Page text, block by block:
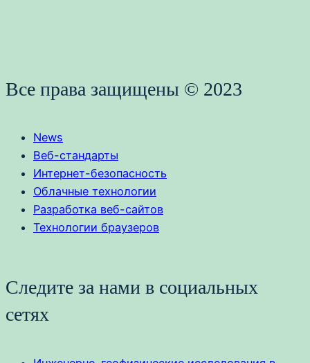
Все права защищены © 2023
News
Веб-стандарты
Интернет-безопасность
Облачные технологии
Разработка веб-сайтов
Технологии браузеров
Следите за нами в социальных
сетях